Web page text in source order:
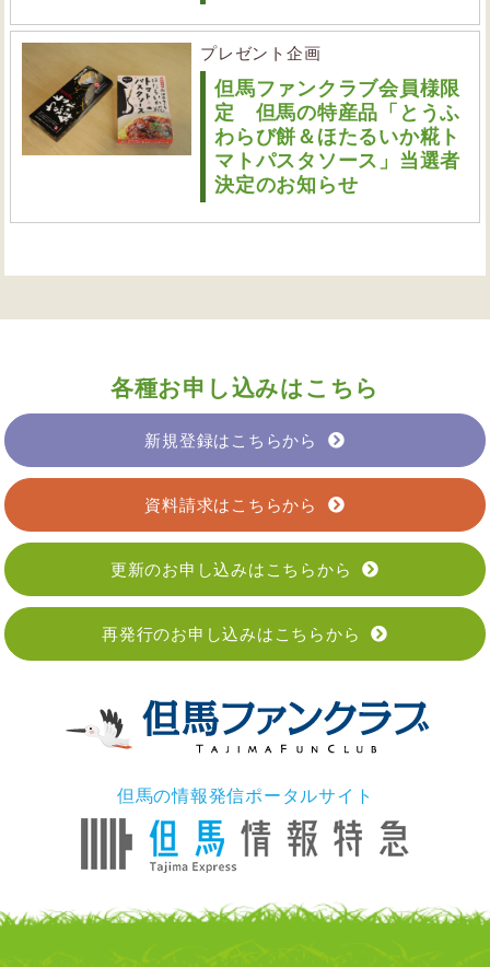
プレゼント企画
但馬ファンクラブ会員様限
定 但馬の特産品「とうふ
わらび餅＆ほたるいか糀ト
マトパスタソース」当選者
決定のお知らせ
各種お申し込みはこちら
新規登録はこちらから
資料請求はこちらから
更新のお申し込みはこちらから
再発行のお申し込みはこちらから
但馬の情報発信ポータルサイト